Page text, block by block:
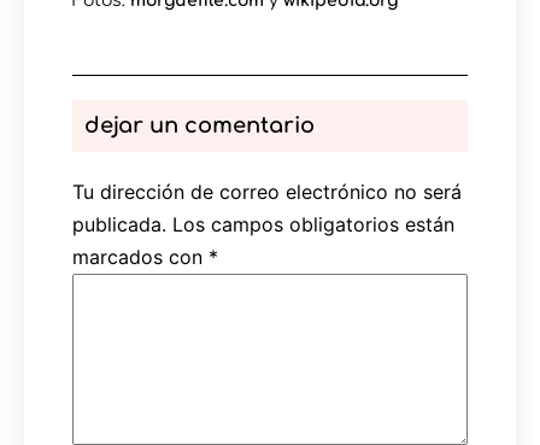
dejar un comentario
Tu dirección de correo electrónico no será
publicada. Los campos obligatorios están
marcados con *